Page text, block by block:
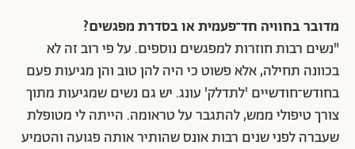
מדובר בחוויה חד־פעמית או בסדרת מפגשים?
"נשים רבות חוזרות למפגשים נוספים. על פי רוב זה לא
בכוונה תחילה, אלא פשוט כי היה להן טוב והן מגיעות פעם
בחודש־חודשיים 'לתדלק' עונג. יש גם נשים שמגיעות מתוך
צורך טיפולי ממש, להתגבר על טראומה. הייתה לי מטופלת
שעברה לפני שנים רבות אונס שהותיר אותה פגועה והטמיע